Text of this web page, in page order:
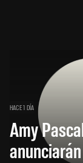
HACE 1 DÍA
Amy